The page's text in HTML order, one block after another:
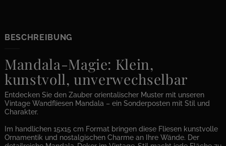
BESCHREIBUNG
Mandala-Magie: Klein,
kunstvoll, unverwechselbar
Entdecken Sie den Zauber orientalischer Muster mit unseren
Vintage Wandfliesen Mandala – ein Sonderposten mit Stil und
Charakter.
Im handlichen 15x15 cm Format bringen diese Fliesen kunstvolle
Ornamentik und nostalgischen Charme an Ihre Wände. Der